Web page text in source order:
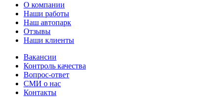
О компании
Наши работы
Наш автопарк
Отзывы
Наши клиенты
Вакансии
Контроль качества
Вопрос-ответ
СМИ о нас
Контакты